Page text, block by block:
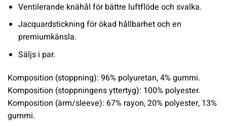
Ventilerande knähål för bättre luftflöde och svalka.
Jacquardstickning för ökad hållbarhet och en
premiumkänsla.
Säljs i par.
Komposition (stoppning): 96% polyuretan, 4% gummi.
Komposition (stoppningens yttertyg): 100% polyester.
Komposition (ärm/sleeve): 67% rayon, 20% polyester, 13%
gummi.